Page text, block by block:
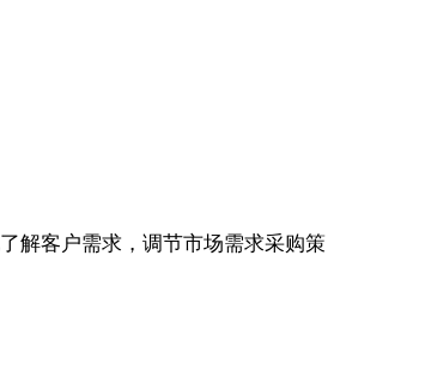
解客户需求，调节市场需求采购策